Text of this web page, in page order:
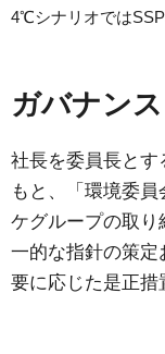
4℃シナリオでは
ガバナンス
社長を委員長と
もと、「環境委
ケグループの取
一的な指針の策
要に応じた是正措